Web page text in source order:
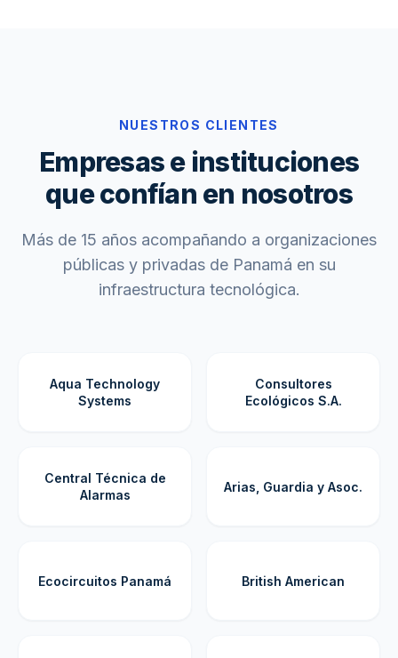
NUESTROS CLIENTES
Empresas e instituciones
que confían en nosotros
Más de 15 años acompañando a organizaciones
públicas y privadas de Panamá en su
infraestructura tecnológica.
Aqua Technology
Systems
Consultores
Ecológicos S.A.
Central Técnica de
Alarmas
Arias, Guardia y Asoc.
Ecocircuitos Panamá British American